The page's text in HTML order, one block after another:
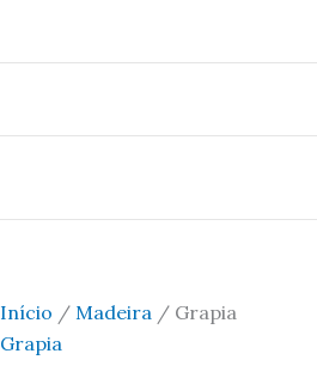
Início / Madeira / Grapia
Grapia